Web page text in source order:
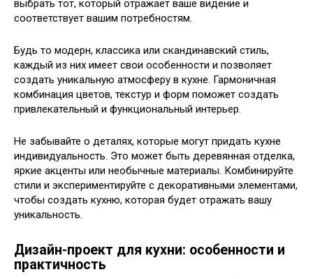
выбрать тот, который отражает ваше видение и
соответствует вашим потребностям.
Будь то модерн, классика или скандинавский стиль,
каждый из них имеет свои особенности и позволяет
создать уникальную атмосферу в кухне. Гармоничная
комбинация цветов, текстур и форм поможет создать
привлекательный и функциональный интерьер.
Не забывайте о деталях, которые могут придать кухне
индивидуальность. Это может быть деревянная отделка,
яркие акценты или необычные материалы. Комбинируйте
стили и экспериментируйте с декоративными элементами,
чтобы создать кухню, которая будет отражать вашу
уникальность.
Дизайн-проект для кухни: особенности и
практичность